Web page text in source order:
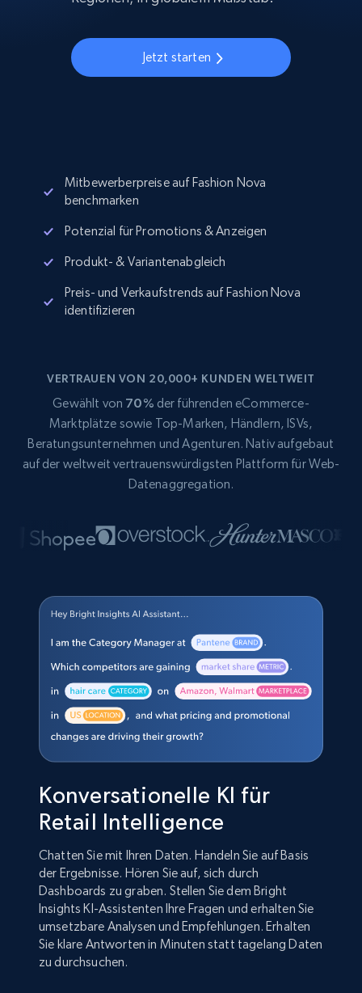
Jetzt starten
Mitbewerberpreise auf Fashion Nova
benchmarken
Potenzial für Promotions & Anzeigen
Produkt- & Variantenabgleich
Preis- und Verkaufstrends auf Fashion Nova
identifizieren
VERTRAUEN VON 20,000+ KUNDEN WELTWEIT
Gewählt von 70% der führenden eCommerce-
Marktplätze sowie Top-Marken, Händlern, ISVs,
Beratungsunternehmen und Agenturen. Nativ aufgebaut
auf der weltweit vertrauenswürdigsten Plattform für Web-
Datenaggregation.
Konversationelle KI für
Retail Intelligence
Chatten Sie mit Ihren Daten. Handeln Sie auf Basis
der Ergebnisse. Hören Sie auf, sich durch
Dashboards zu graben. Stellen Sie dem Bright
Insights KI-Assistenten Ihre Fragen und erhalten Sie
umsetzbare Analysen und Empfehlungen. Erhalten
Sie klare Antworten in Minuten statt tagelang Daten
zu durchsuchen.